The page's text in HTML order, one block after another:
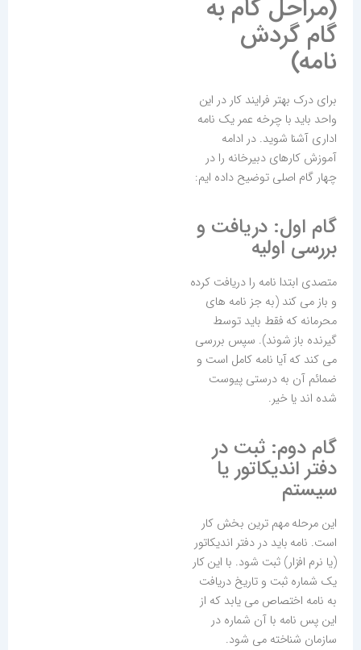
(مراحل گام به
گام گردش
نامه)
برای درک بهتر فرایند کار در این
واحد باید با چرخه عمر یک نامه
اداری آشنا شوید. در ادامه
آموزش کارهای دبیرخانه را در
چهار گام اصلی توضیح داده ایم:
گام اول: دریافت و
بررسی اولیه
متصدی ابتدا نامه را دریافت کرده
و باز می کند (به جز نامه های
محرمانه که فقط باید توسط
گیرنده باز شوند). سپس بررسی
می کند که آیا نامه کامل است و
ضمائم آن به درستی پیوست
شده اند یا خیر.
گام دوم: ثبت در
دفتر اندیکاتور یا
سیستم
این مرحله مهم ترین بخش کار
است. نامه باید در دفتر اندیکاتور
(یا نرم افزار) ثبت شود. با این کار
یک شماره ثبت و تاریخ دریافت
به نامه اختصاص می یابد که از
این پس نامه با آن شماره در
سازمان شناخته می شود.